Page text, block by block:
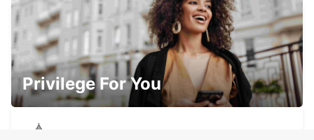
FLORENCE CENTRE-VILLE
FIRENZE - ITALY
Privilege For You